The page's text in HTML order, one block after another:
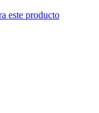
este producto